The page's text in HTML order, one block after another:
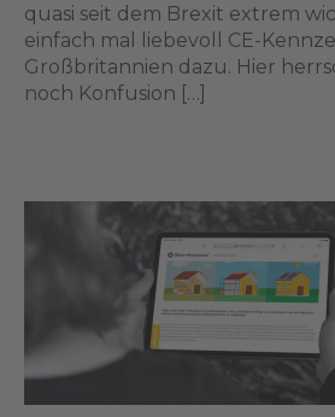
quasi seit dem Brexit extrem
einfach mal liebevoll CE-
Großbritannien dazu. Hier
noch Konfusion […]